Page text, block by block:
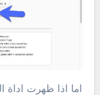
اما اذا ظهرت